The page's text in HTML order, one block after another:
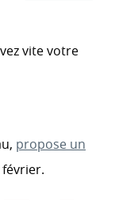
vite votre
propose un